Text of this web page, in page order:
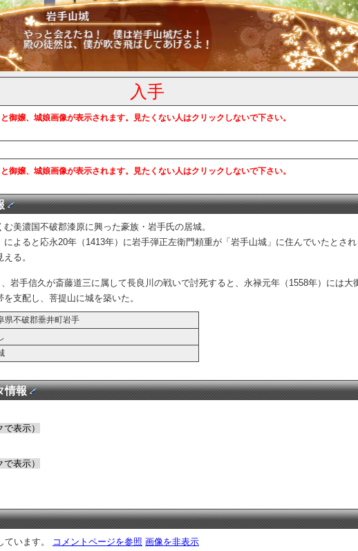
入手
御嬢、城娘画像が表示されます。見たくない人はクリックしないで下さい。
御嬢、城娘画像が表示されます。見たくない人はクリックしないで下さい。
美濃国不破郡漆原に興った豪族・岩手氏の居城。
によると応永20年（1413年）に岩手弾正左衛門頼重が「岩手山城」に住んでいたとさ
る。
岩手信久が斎藤道三に属して長良川の戦いで討死すると、永禄元年（1558年）には
支配し、菩提山に城を築いた。
県不破郡垂井町岩手
情報
表示）
表示）
ています。 コメントページを参照 画像を非表示